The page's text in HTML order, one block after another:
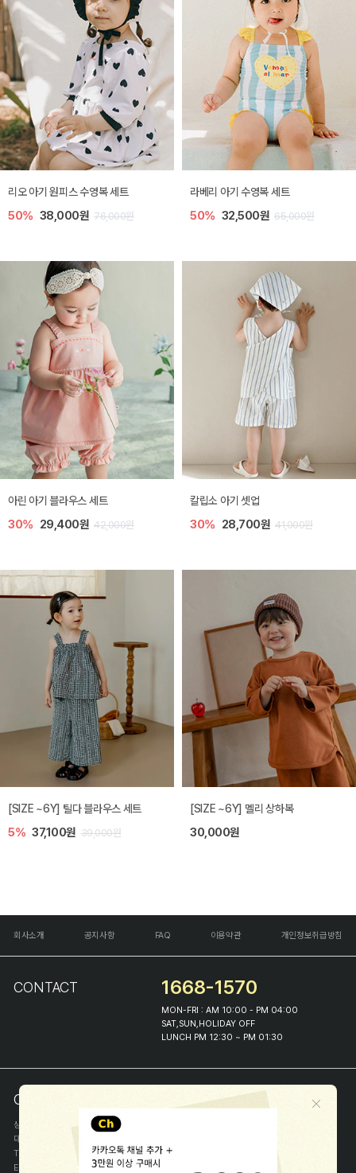
리오 아기 원피스 수영복 세트
50% 38,000원 76,000원
라베리 아기 수영복 세트
50% 32,500원 65,000원
아린 아기 블라우스 세트
30% 29,400원 42,000원
칼립소 아기 셋업
30% 28,700원 41,000원
[SIZE ~6Y] 틸다 블라우스 세트
5% 37,100원 39,000원
[SIZE ~6Y] 멜리 상하복
30,000원
회사소개 공지사항 FAQ 이용약관 개인정보취급방침
CONTACT 1668-1570
MON-FRI : AM 10:00 - PM 04:00
SAT,SUN,HOLIDAY OFF
LUNCH PM 12:30 ~ PM 01:30
COMPANY INFO
상호
(주)해피프린스
대표
TEL
1668-1570
E-MAIL
help@happyprince.co.kr